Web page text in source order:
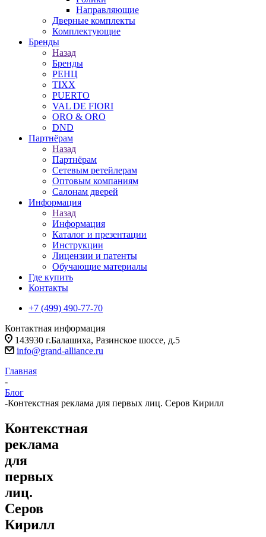
Направляющие
Дверные комплекты
Комплектующие
Бренды
Назад
Бренды
РЕНЦ
TIXX
PUERTO
VAL DE FIORI
ORO & ORO
DND
Партнёрам
Назад
Партнёрам
Сетевым ретейлерам
Оптовым компаниям
Салонам дверей
Информация
Назад
Информация
Каталог и презентации
Инструкции
Лицензии и патенты
Обучающие материалы
Где купить
Контакты
+7 (499) 490-77-70
Контактная информация
143930 г.Балашиха, Разинское шоссе, д.5
info@grand-alliance.ru
Главная
-
Блог
-Контекстная реклама для первых лиц. Серов Кирилл
Контекстная
реклама
для
первых
лиц.
Серов
Кирилл